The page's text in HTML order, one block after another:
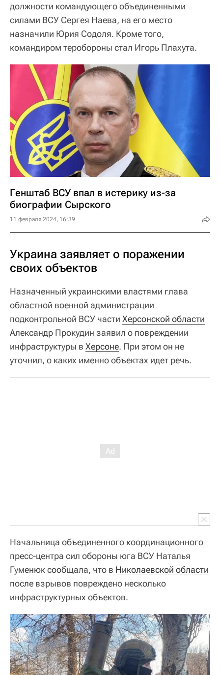
должности командующего объединенными
силами ВСУ Сергея Наева, на его место
назначили Юрия Содоля. Кроме того,
командиром теробороны стал Игорь Плахута.
Генштаб ВСУ впал в истерику из-за
биографии Сырского
11 февраля 2024, 16:39
Украина заявляет о поражении
своих объектов
Назначенный украинскими властями глава
областной военной администрации
подконтрольной ВСУ части Херсонской области
Александр Прокудин заявил о повреждении
инфраструктуры в Херсоне. При этом он не
уточнил, о каких именно объектах идет речь.
Начальница объединенного координационного
пресс-центра сил обороны юга ВСУ Наталья
Гуменюк сообщала, что в Николаевской области
после взрывов повреждено несколько
инфраструктурных объектов.